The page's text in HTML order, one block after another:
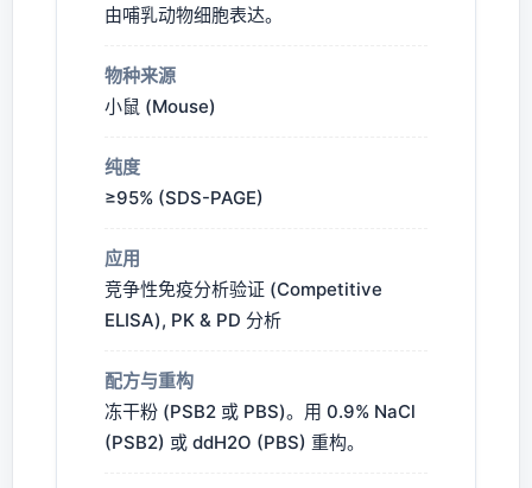
由哺乳动物细胞表达。
物种来源
小鼠 (Mouse)
纯度
≥95% (SDS-PAGE)
应用
竞争性免疫分析验证 (Competitive
ELISA), PK & PD 分析
配方与重构
冻干粉 (PSB2 或 PBS)。用 0.9% NaCl
(PSB2) 或 ddH2O (PBS) 重构。